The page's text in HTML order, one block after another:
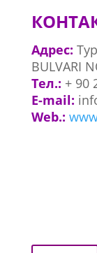
Адрес:
BULVARI
Тел.: + 90
E-mail:
Web.: